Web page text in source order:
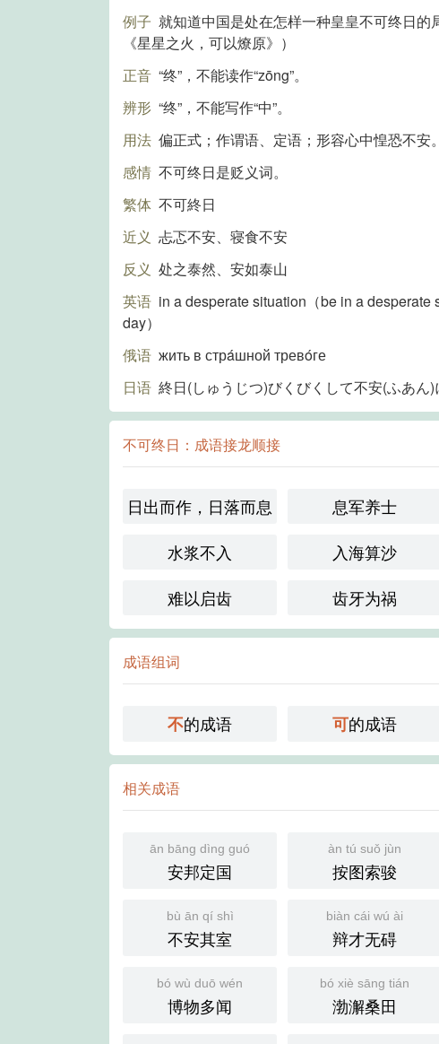
例子 就知道中国是处在怎样一种皇皇不可终日
《星星之火，可以燎原》）
正音 “终”，不能读作“zōng”。
辨形 “终”，不能写作“中”。
用法 偏正式；作谓语、定语；形容心中惶恐不安。
感情 不可终日是贬义词。
繁体 不可終日
近义 忐忑不安、寝食不安
反义 处之泰然、安如泰山
英语 in a desperate situation（be in a
day）
俄语 жить в стрáшной тревóге
日语 終日(しゅうじつ)びくびくして不安(ふあん)
不可终日：成语接龙顺接
日出而作，日落而息 息军养士
水浆不入
入海算沙
难以启齿
齿牙为祸
成语组词
不的成语 可的成语
相关成语
ān bāng dìng guó
安邦定国
àn tú suǒ jùn
按图索骏
bù ān qí shì
不安其室
biàn cái wú ài
辩才无碍
bó wù duō wén
博物多闻
bó xiè sāng tián
渤澥桑田